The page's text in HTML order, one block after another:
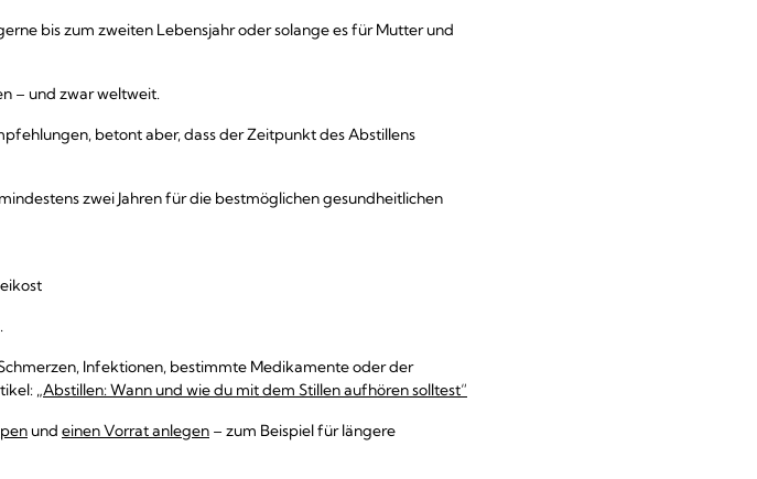
bis zum zweiten Lebensjahr oder solange es für Mutter und
– und zwar weltweit.
betont aber, dass der Zeitpunkt des Abstillens
zwei Jahren für die bestmöglichen gesundheitlichen
Infektionen, bestimmte Medikamente oder der
„Abstillen: Wann und wie du mit dem Stillen aufhören solltest“
und einen Vorrat anlegen – zum Beispiel für längere